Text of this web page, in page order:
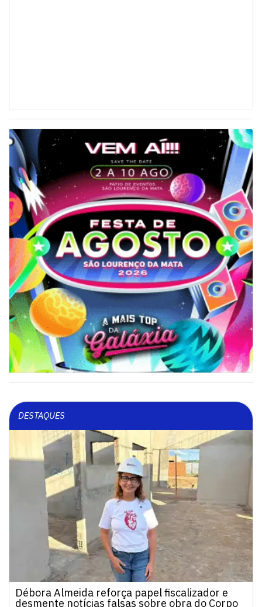
DESTAQUES
Débora Almeida reforça papel fiscalizador e
desmente notícias falsas sobre obra do Corpo